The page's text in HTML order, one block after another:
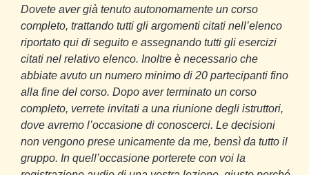
Dovete aver già tenuto autonomamente un corso
completo, trattando tutti gli argomenti citati nell’elenco
riportato qui di seguito e assegnando tutti gli esercizi
citati nel relativo elenco. Inoltre è necessario che
abbiate avuto un numero minimo di 20 partecipanti fino
alla fine del corso. Dopo aver terminato un corso
completo, verrete invitati a una riunione degli istruttori,
dove avremo l’occasione di conoscerci. Le decisioni
non vengono prese unicamente da me, bensì da tutto il
gruppo. In quell’occasione porterete con voi la